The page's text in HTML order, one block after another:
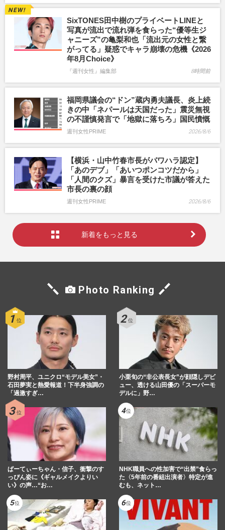
SixTONES田中樹のプライベートLINEと
写真が流出で流れ弾を食らった“優等生ジ
ャニーズ”の亀梨和也「流出元の女性と繋
がってる」疑惑でキャラ崩壊の危機《2026
年8月Choice》
『週刊女性』編集部 8時間前
福岡県議会の“ドン”蔵内勇夫議長、炎上続
きの中「ネパールは天国だった」震災無視
の不謹慎発言で「地獄に落ちろ」国民憤慨
週刊女性PRIME 2026/8/6
【横浜・山中竹春市長がパワハラ認定】
「あのデブ」「あいつポンコツだから」
「人間のクズ」暴言を受けた市議が答えた
市長の裏の顔
週刊女性PRIME 2026/8/6
新着をもっと見る
Photo Ranking
野村周平、ユニクロ“モデル美女”・
石田夢実と熱愛報道！下半身強調の
「過激すぎ…
小栗旬の“非公表長女”が顔隠しデビ
ュー、透ける山田優の「スーパーモ
デルに」野…
ぱーてぃーちゃん・信子、衝撃のす
っぴん姿に《ギャルメイクよりい
い》の声…“お…
NHK職員への性加害で“出禁”食らっ
た〈5年前の番組出演者〉特定が進
むも、ネット…